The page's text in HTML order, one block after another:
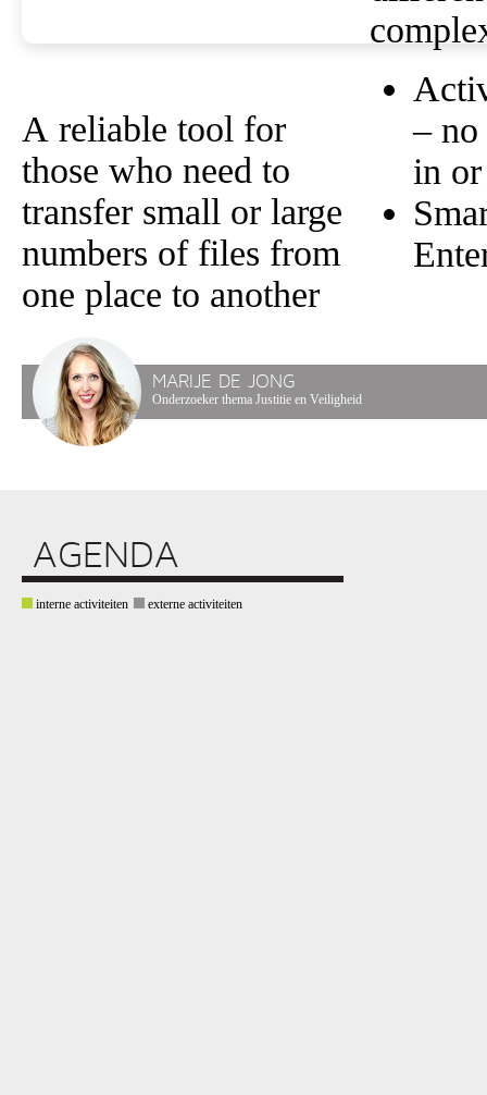
A reliable tool for
those who need to
transfer small or large
numbers of files from
one place to another
– no
in
MARIJE DE JONG
Onderzoeker thema Justitie en Veiligheid
AGENDA
interne activiteiten externe activiteiten